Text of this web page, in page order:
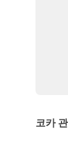
코카